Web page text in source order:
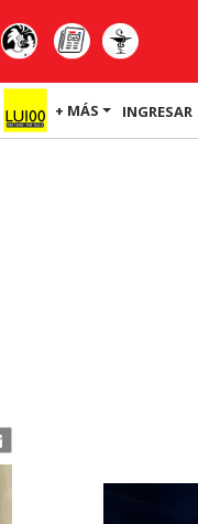
+ MÁS INGRESAR